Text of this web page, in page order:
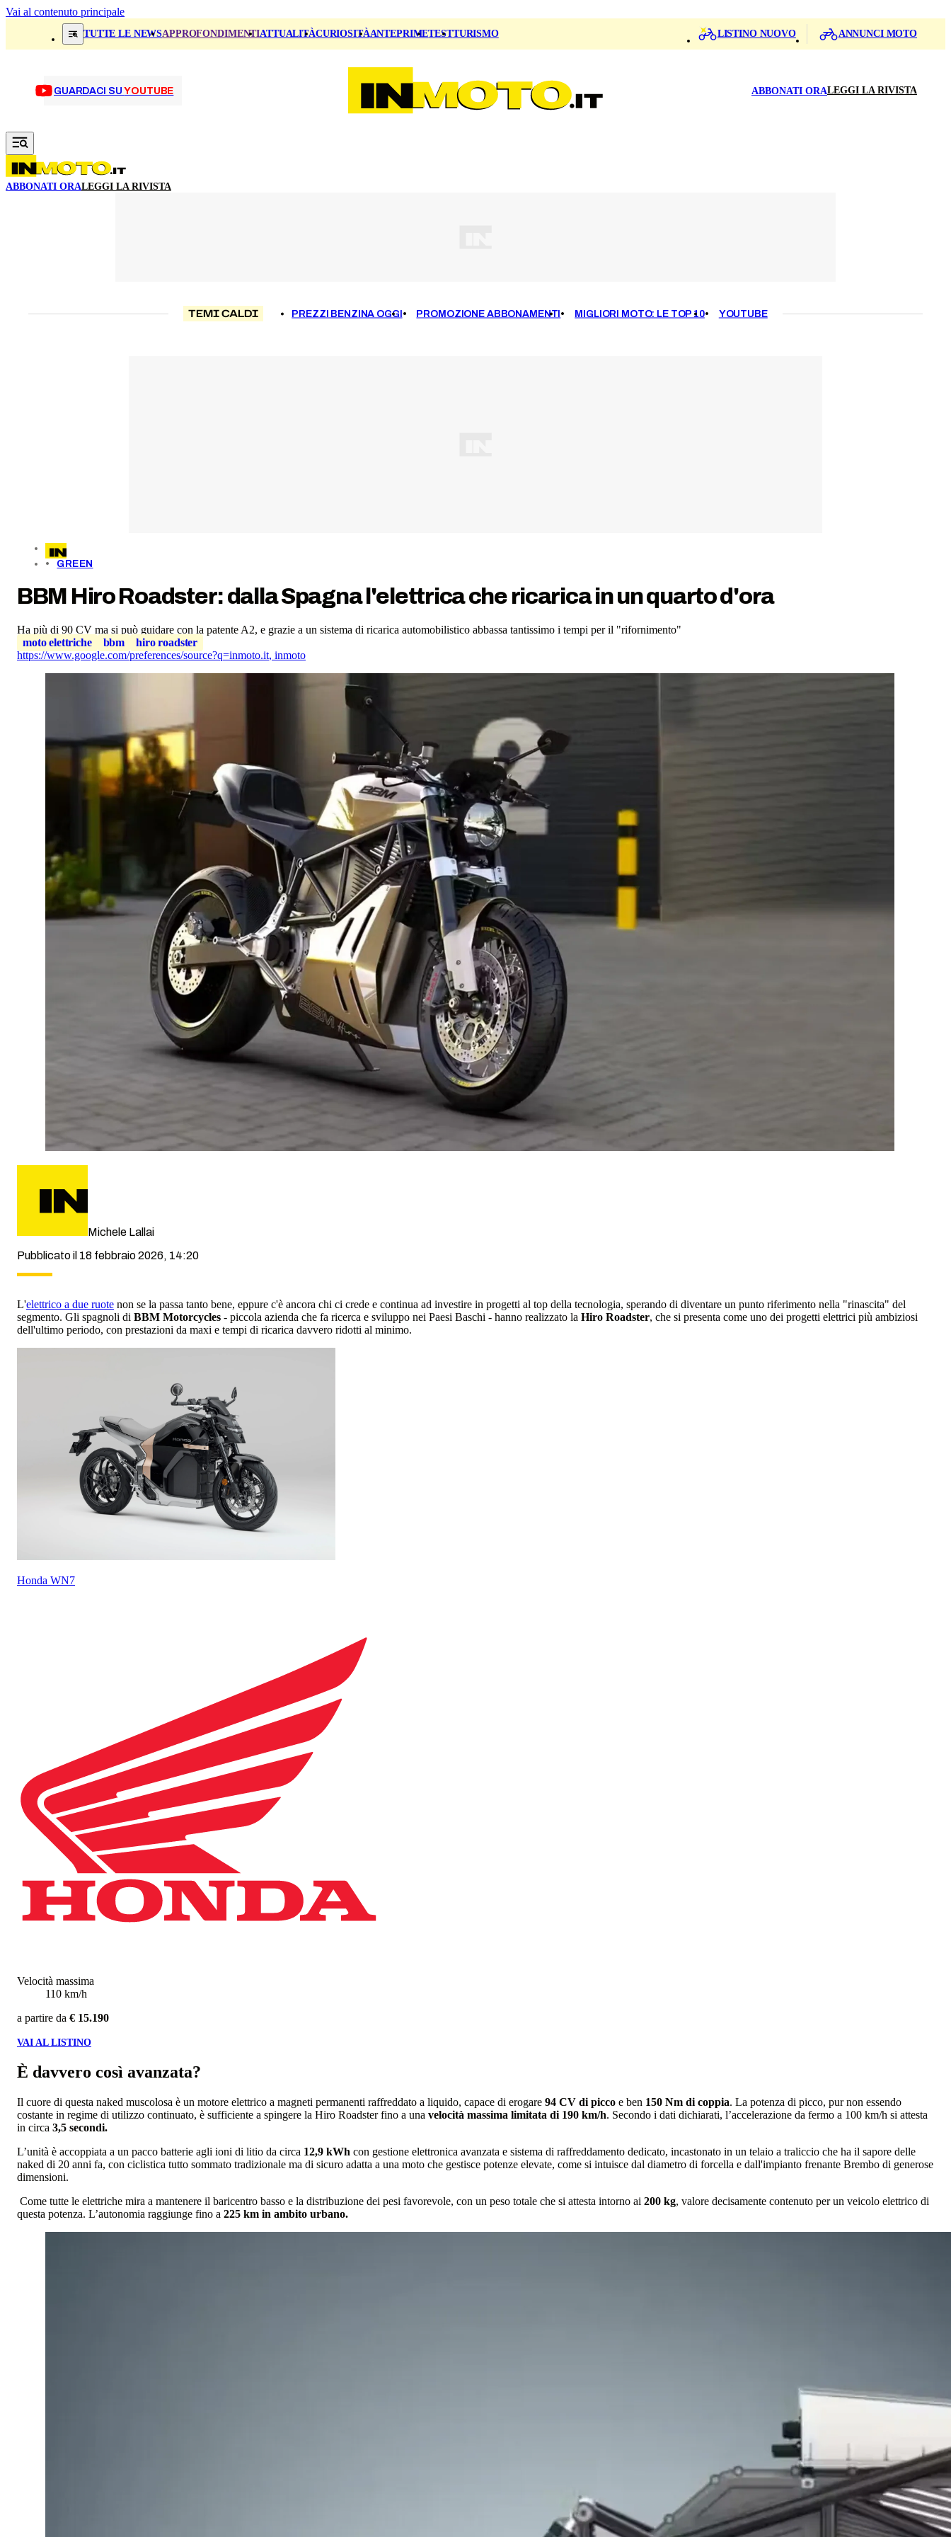
Vai al contenuto principale
TUTTE LE NEWSAPPROFONDIMENTIATTUALITÀCURIOSITÀANTEPRIMETESTTURISMO LISTINO NUOVO ANNUNCI MOTO
GUARDACI SUYOUTUBE ABBONATI ORALEGGI LA RIVISTA
ABBONATI ORALEGGI LA RIVISTA
TEMI CALDI PREZZI BENZINA OGGI PROMOZIONE ABBONAMENTI MIGLIORI MOTO: LE TOP 10 YOUTUBE
GREEN
BBM Hiro Roadster: dalla Spagna l'elettrica che ricarica in un quarto d'ora
Ha più di 90 CV ma si può guidare con la patente A2, e grazie a un sistema di ricarica automobilistico abbassa tantissimo i tempi per il "rifornimento"
moto elettriche
bbm
hiro roadster
https://www.google.com/preferences/source?q=inmoto.it, inmoto
Michele Lallai
Pubblicato il 18 febbraio 2026, 14:20
L'elettrico a due ruote non se la passa tanto bene, eppure c'è ancora chi ci crede e continua ad investire in progetti al top della tecnologia, sperando di diventare un punto riferimento nella "rinascita" del
segmento. Gli spagnoli di BBM Motorcycles - piccola azienda che fa ricerca e sviluppo nei Paesi Baschi - hanno realizzato la Hiro Roadster, che si presenta come uno dei progetti elettrici più ambiziosi
dell'ultimo periodo, con prestazioni da maxi e tempi di ricarica davvero ridotti al minimo.
Honda WN7
Velocità massima
110 km/h
a partire da € 15.190
VAI AL LISTINO
È davvero così avanzata?
Il cuore di questa naked muscolosa è un motore elettrico a magneti permanenti raffreddato a liquido, capace di erogare 94 CV di picco e ben 150 Nm di coppia. La potenza di picco, pur non essendo
costante in regime di utilizzo continuato, è sufficiente a spingere la Hiro Roadster fino a una velocità massima limitata di 190 km/h. Secondo i dati dichiarati, l’accelerazione da fermo a 100 km/h si attesta
in circa 3,5 secondi.
L’unità è accoppiata a un pacco batterie agli ioni di litio da circa 12,9 kWh con gestione elettronica avanzata e sistema di raffreddamento dedicato, incastonato in un telaio a traliccio che ha il sapore delle
naked di 20 anni fa, con ciclistica tutto sommato tradizionale ma di sicuro adatta a una moto che gestisce potenze elevate, come si intuisce dal diametro di forcella e dall'impianto frenante Brembo di generose
dimensioni.
Come tutte le elettriche mira a mantenere il baricentro basso e la distribuzione dei pesi favorevole, con un peso totale che si attesta intorno ai 200 kg, valore decisamente contenuto per un veicolo elettrico di
questa potenza. L’autonomia raggiunge fino a 225 km in ambito urbano.